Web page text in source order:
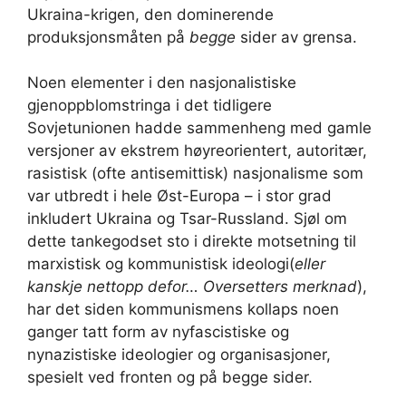
Ukraina-krigen, den dominerende
produksjonsmåten på begge sider av grensa.
Noen elementer i den nasjonalistiske
gjenoppblomstringa i det tidligere
Sovjetunionen hadde sammenheng med gamle
versjoner av ekstrem høyreorientert, autoritær,
rasistisk (ofte antisemittisk) nasjonalisme som
var utbredt i hele Øst-Europa – i stor grad
inkludert Ukraina og Tsar-Russland. Sjøl om
dette tankegodset sto i direkte motsetning til
marxistisk og kommunistisk ideologi(eller
kanskje nettopp defor… Oversetters merknad),
har det siden kommunismens kollaps noen
ganger tatt form av nyfascistiske og
nynazistiske ideologier og organisasjoner,
spesielt ved fronten og på begge sider.